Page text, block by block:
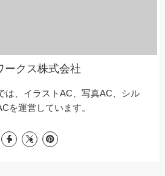
ークス株式会社
は、イラストAC、写真AC、シル
を運営しています。